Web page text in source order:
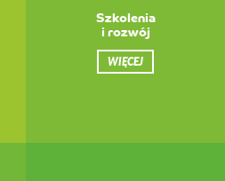
Szkolenia
i rozwój
WIĘCEJ